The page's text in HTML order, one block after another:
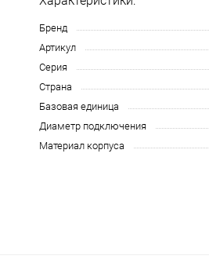
Бренд
Артикул
Серия
Страна
Базовая единица
Диаметр подключения
Материал корпуса